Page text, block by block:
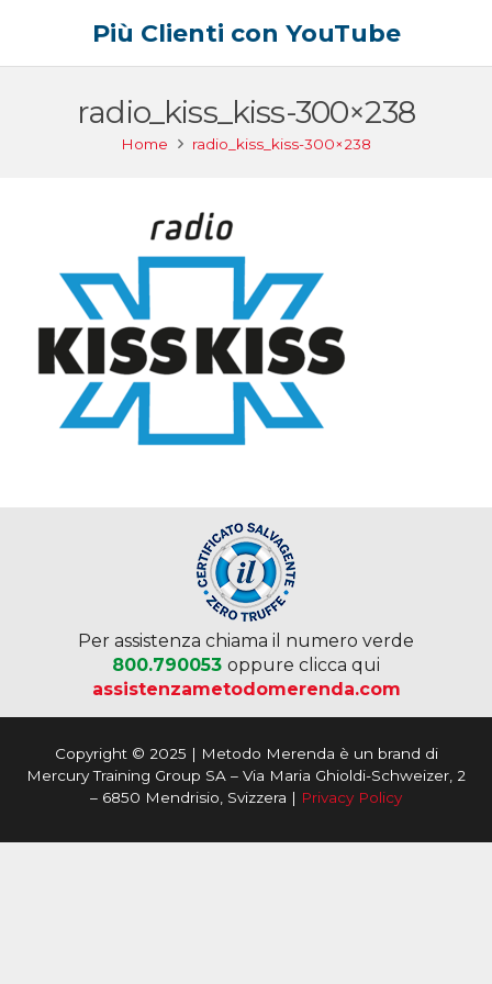
Più Clienti con YouTube
radio_kiss_kiss-300×238
Home radio_kiss_kiss-300×238
Per assistenza chiama il numero verde
800.790053 oppure clicca qui
assistenzametodomerenda.com
Copyright © 2025 | Metodo Merenda è un brand di
Mercury Training Group SA – Via Maria Ghioldi-Schweizer, 2
– 6850 Mendrisio, Svizzera | Privacy Policy